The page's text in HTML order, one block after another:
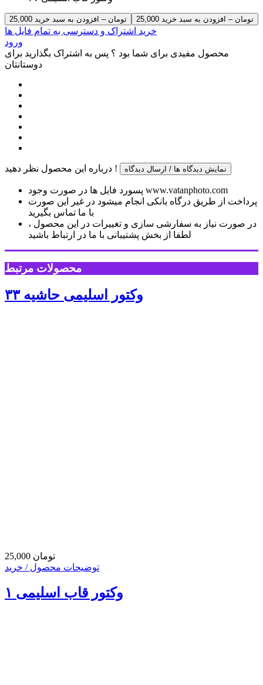
25,000 تومان – افزودن به سبد خرید
خرید اشتراک و دسترسی به تمام فایل ها
ورود
محصول مفیدی برای شما بود ؟ پس به اشتراک بگذارید برای
دوستانتان
درباره این محصول نظر دهید ! نمایش دیدگاه ها / ارسال دیدگاه
پسورد فایل ها در صورت وجود www.vatanphoto.com
پرداخت از طریق درگاه بانکی انجام میشود در غیر این صورت
با ما تماس بگیرید
در صورت نیاز به سفارشی سازی و تغییرات در این محصول ،
لطفا از بخش پشتیبانی با ما در ارتباط باشید
محصولات مرتبط
وکتور اسلیمی حاشیه ۳۳
25,000 تومان
توضیحات محصول / خرید
وکتور قاب اسلیمی ۱